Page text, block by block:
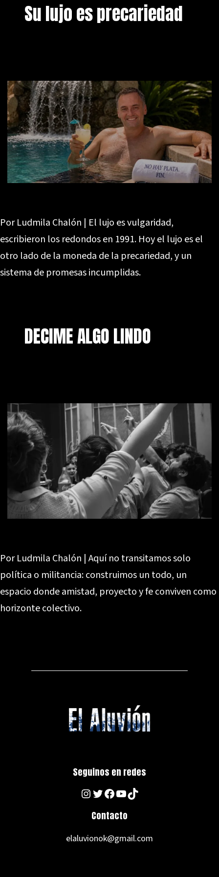
Su lujo es precariedad
Por Ludmila Chalón | El lujo es vulgaridad,
escribieron los redondos en 1991. Hoy el lujo es el
otro lado de la moneda de la precariedad, y un
sistema de promesas incumplidas.
DECIME ALGO LINDO
Por Ludmila Chalón | Aquí no transitamos solo
política o militancia: construimos un todo, un
espacio donde amistad, proyecto y fe conviven como
horizonte colectivo.
Seguinos en redes
Instagram
Twitter
Facebook
YouTube
TikTok
Contacto
elaluvionok@gmail.com